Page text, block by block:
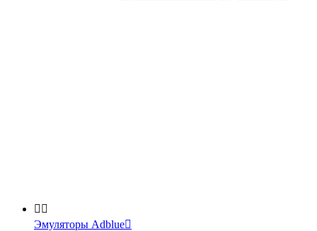
 
Эмуляторы Adblue